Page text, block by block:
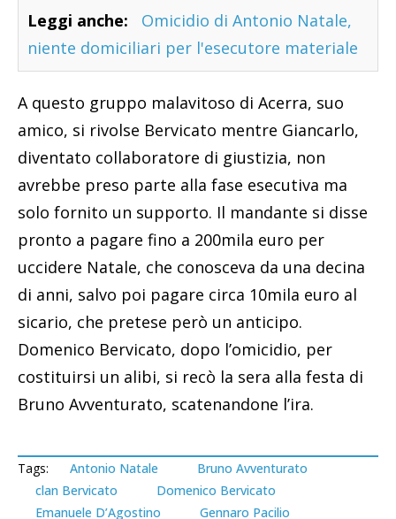
Leggi anche:
Omicidio di Antonio Natale,
niente domiciliari per l'esecutore materiale
A questo gruppo malavitoso di Acerra, suo
amico, si rivolse Bervicato mentre Giancarlo,
diventato collaboratore di giustizia, non
avrebbe preso parte alla fase esecutiva ma
solo fornito un supporto. Il mandante si disse
pronto a pagare fino a 200mila euro per
uccidere Natale, che conosceva da una decina
di anni, salvo poi pagare circa 10mila euro al
sicario, che pretese però un anticipo.
Domenico Bervicato, dopo l’omicidio, per
costituirsi un alibi, si recò la sera alla festa di
Bruno Avventurato, scatenandone l’ira.
Tags: Antonio Natale
Bruno Avventurato
clan Bervicato
Domenico Bervicato
Emanuele D’Agostino
Gennaro Pacilio